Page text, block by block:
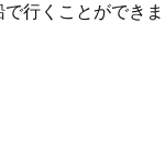
行くことができま